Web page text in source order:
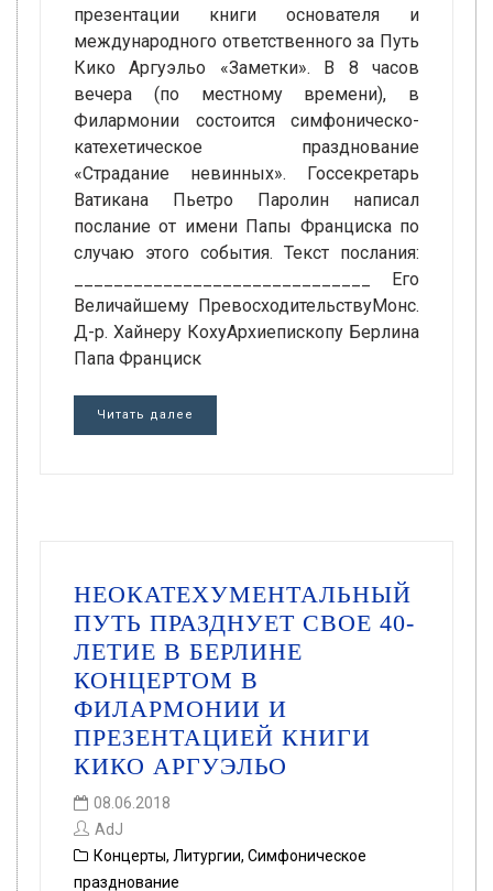
презентации книги основателя и
международного ответственного за Путь
Кико Аргуэльо «Заметки». В 8 часов
вечера (по местному времени), в
Филармонии состоится симфоническо-
катехетическое празднование
«Страдание невинных». Госсекретарь
Ватикана Пьетро Паролин написал
послание от имени Папы Франциска по
случаю этого события. Текст послания:
______________________________ Его
Величайшему ПревосходительствуМонс.
Д-р. Хайнеру КохуАрхиепископу Берлина
Папа Франциск
Читать далее
НЕОКАТЕХУМЕНТАЛЬНЫЙ
ПУТЬ ПРАЗДНУЕТ СВОЕ 40-
ЛЕТИЕ В БЕРЛИНЕ
КОНЦЕРТОМ В
ФИЛАРМОНИИ И
ПРЕЗЕНТАЦИЕЙ КНИГИ
КИКО АРГУЭЛЬО
08.06.2018
AdJ
Концерты, Литургии, Симфоническое
празднование